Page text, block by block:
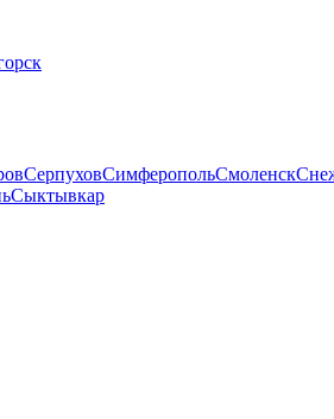
СерпуховСимферопольСмоленск
Сыктывкар